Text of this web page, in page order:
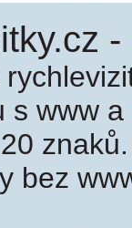
s www
bez